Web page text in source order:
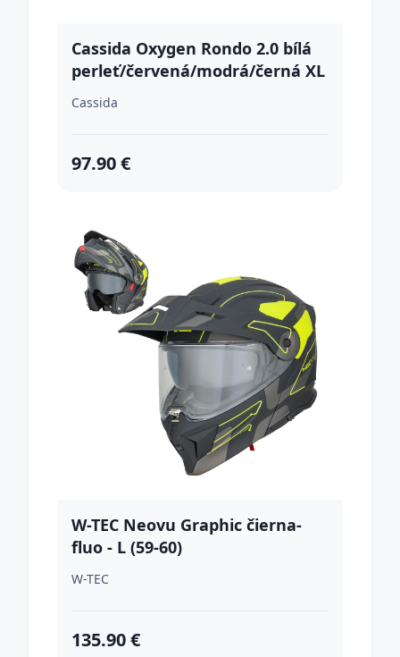
Cassida Oxygen Rondo 2.0 bílá
perleť/červená/modrá/černá XL
(61-62)
Cassida
97.90 €
W-TEC Neovu Graphic čierna-
fluo - L (59-60)
W-TEC
135.90 €